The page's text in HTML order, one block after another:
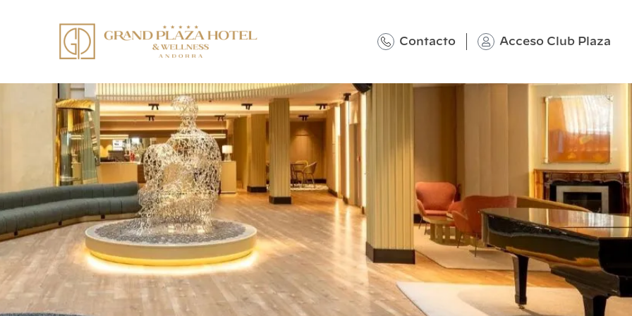
Contacto Acceso Club Plaza